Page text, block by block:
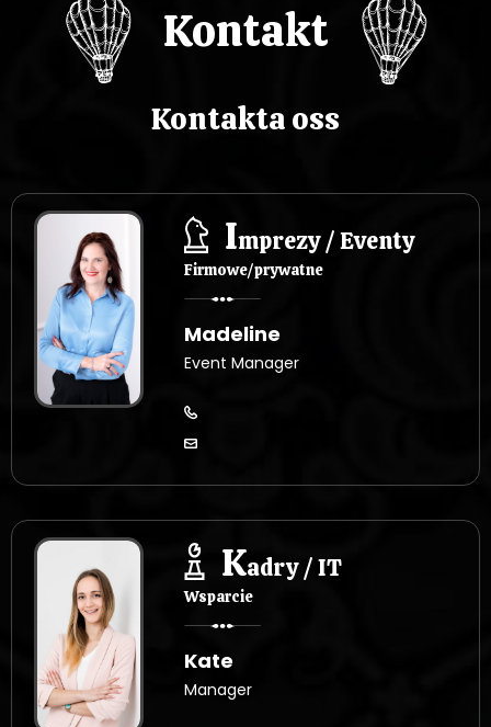
Kontakt
Kontakta oss
Imprezy / Eventy
Firmowe/prywatne
Madeline
Event Manager
Kadry / IT
Wsparcie
Kate
Manager